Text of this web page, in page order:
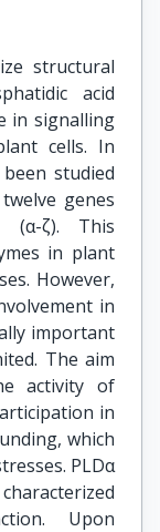
structural
acid
in signalling
cells. In
studied
genes
(α-ζ). This
in plant
However,
in
important
The aim
activity of
in
which
PLDα
Upon